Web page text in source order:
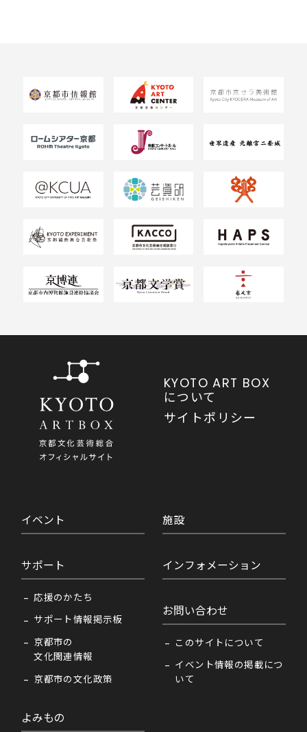
KYOTO ART BOX
について
サイトポリシー
イベント
サポート
応援のかたち
サポート情報掲示板
京都市の
文化関連情報
京都市の文化政策
よみもの
施設
インフォメーション
お問い合わせ
このサイトについて
イベント情報の掲載につ
いて